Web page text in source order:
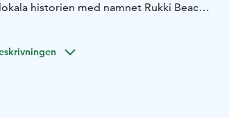
historien med namnet Rukki Beach.